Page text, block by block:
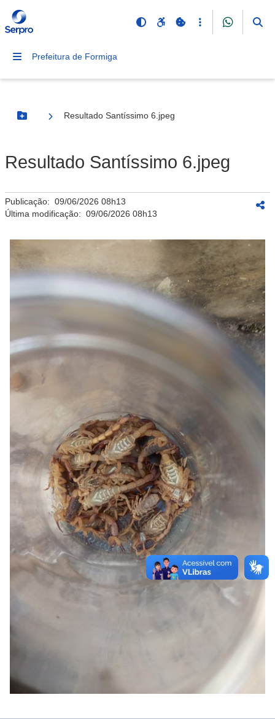
Prefeitura de Formiga
Botão Menu
Resultado Santíssimo 6.jpeg
Resultado Santíssimo 6.jpeg
Publicação: 09/06/2026 08h13
Última modificação: 09/06/2026 08h13